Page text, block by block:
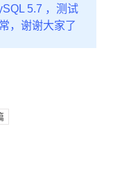
5.7 ，测试
，谢谢大家了